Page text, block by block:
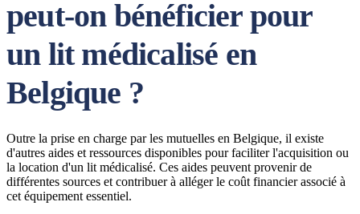
peut-on bénéficier pour
un lit médicalisé en
Belgique ?
Outre la prise en charge par les mutuelles en Belgique, il existe
d'autres aides et ressources disponibles pour faciliter l'acquisition ou
la location d'un lit médicalisé. Ces aides peuvent provenir de
différentes sources et contribuer à alléger le coût financier associé à
cet équipement essentiel.